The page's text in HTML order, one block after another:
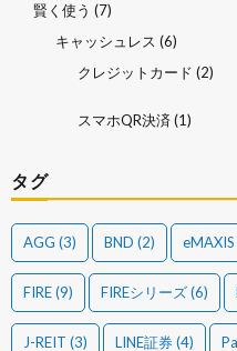
賢く使う (7)
キャッシュレス (6)
クレジットカード (2)
スマホQR決済 (1)
タグ
AGG (3) BND (2) eMAXIS
FIRE(9) FIREシリーズ(6)
J-REIT (3) LINE証券(4)